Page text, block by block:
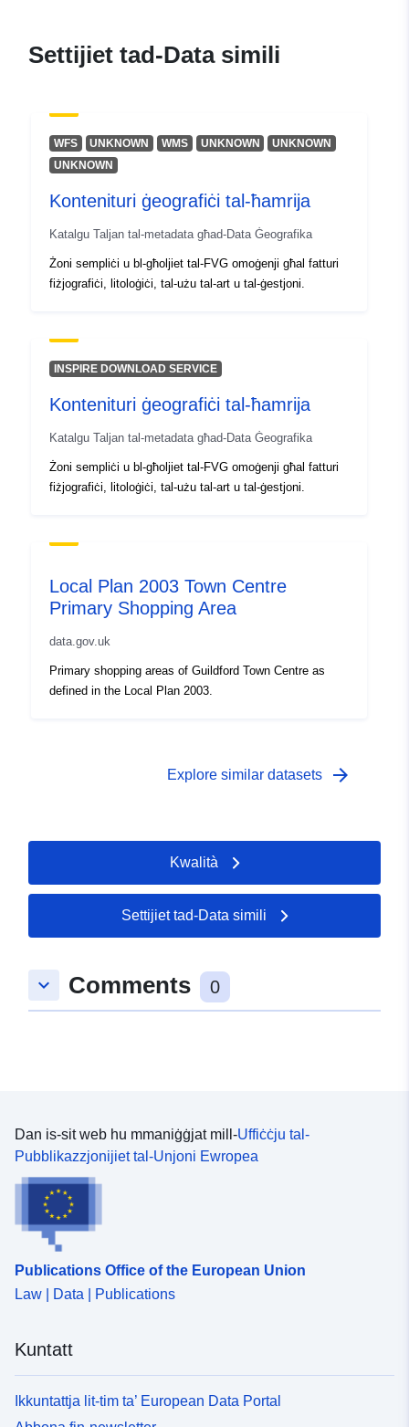
45.56 ], [ 12.44, 45.56 ], [
Identifikaturi: arls_031:m10574-cc-i10632
m10574-cc-i10632
Settijiet tad-Data simili
WFS UNKNOWN WMS UNKNOWN
UNKNOWN
UNKNOWN
Kontenituri ġeografiċi tal-ħamrija
Katalgu Taljan tal-metadata għad-Data Ġeografika
Żoni sempliċi u bl-għoljiet tal-FVG omoġenji għal fatturi
fiżjografiċi, litoloġiċi, tal-użu tal-art u tal-ġestjoni.
INSPIRE DOWNLOAD SERVICE
Kontenituri ġeografiċi tal-ħamrija
Katalgu Taljan tal-metadata għad-Data Ġeografika
Żoni sempliċi u bl-għoljiet tal-FVG omoġenji għal fatturi
fiżjografiċi, litoloġiċi, tal-użu tal-art u tal-ġestjoni.
Local Plan 2003 Town Centre
Primary Shopping Area
data.gov.uk
Primary shopping areas of Guildford Town Centre as
defined in the Local Plan 2003.
Explore similar datasets arrow_forward
Kwalità
Settijiet tad-Data simili
keyboard_arrow_down Comments 0
Dan is-sit web hu mmaniġġjat mill-Uffiċċju tal-
Pubblikazzjonijiet tal-Unjoni Ewropea
Publications Office of the European Union
Law | Data | Publications
Kuntatt
Ikkuntattja lit-tim ta’ European Data Portal